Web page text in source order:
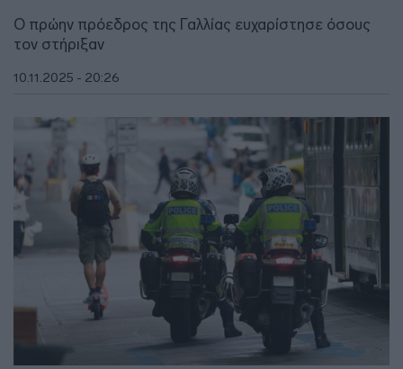
Ο πρώην πρόεδρος της Γαλλίας ευχαρίστησε όσους
τον στήριξαν
10.11.2025 - 20:26